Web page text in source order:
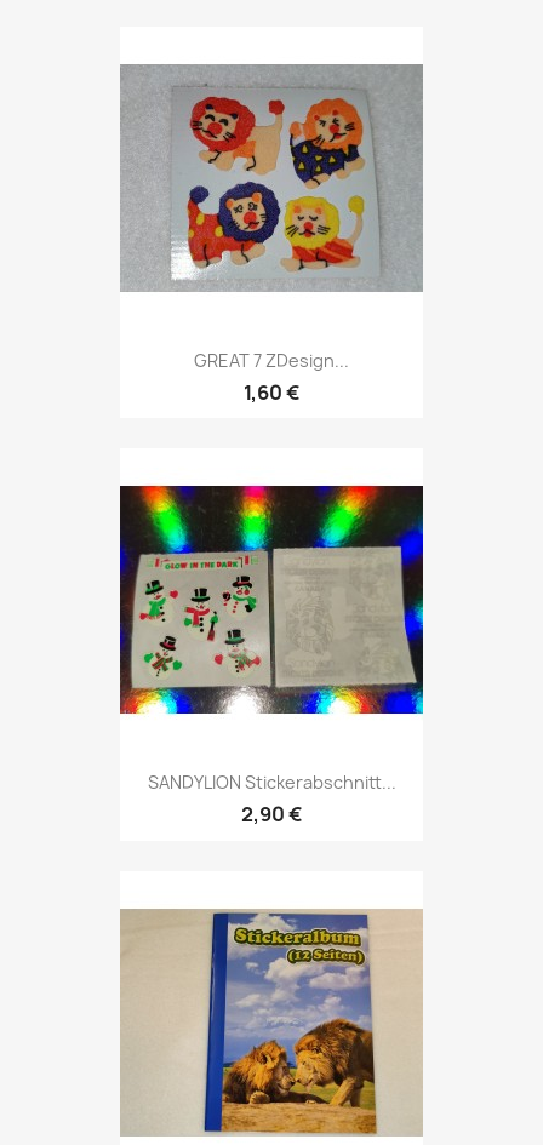
GREAT 7 ZDesign...
1,60 €
SANDYLION Stickerabschnitt...
2,90 €